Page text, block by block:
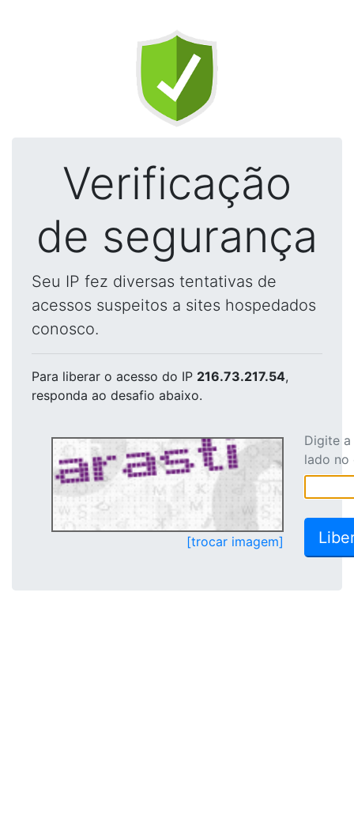
Verificação
de segurança
Seu IP fez diversas tentativas de
acessos suspeitos a sites hospedados
conosco.
Para liberar o acesso do IP 216.73.217.54,
responda ao desafio abaixo.
[trocar imagem]
Digite
lado no